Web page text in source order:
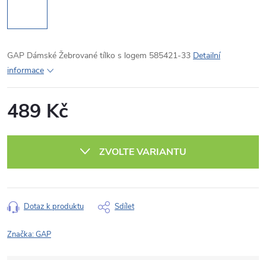
GAP Dámské Žebrované tílko s logem 585421-33 Detailní
informace
489 Kč
ZVOLTE VARIANTU
Dotaz k produktu Sdílet
Značka:GAP